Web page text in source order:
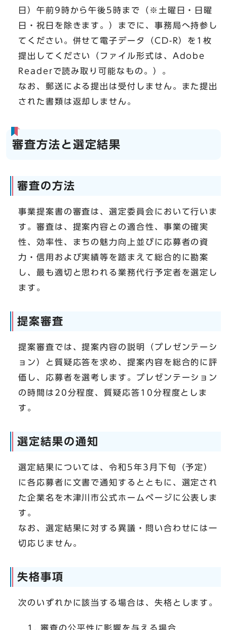
日）午前9時から午後5時まで（※土曜日・日曜
日・祝日を除きます。）までに、事務局へ持参し
てください。併せて電子データ（CD-R）を1枚
提出してください（ファイル形式は、Adobe
Readerで読み取り可能なもの。）。
なお、郵送による提出は受付しません。また提出
された書類は返却しません。
審査方法と選定結果
審査の方法
事業提案書の審査は、選定委員会において行いま
す。審査は、提案内容との適合性、事業の確実
性、効率性、まちの魅力向上並びに応募者の資
力・信用および実績等を踏まえて総合的に勘案
し、最も適切と思われる業務代行予定者を選定し
ます。
提案審査
提案審査では、提案内容の説明（プレゼンテーシ
ョン）と質疑応答を求め、提案内容を総合的に評
価し、応募者を選考します。プレゼンテーション
の時間は20分程度、質疑応答10分程度としま
す。
選定結果の通知
選定結果については、令和5年3月下旬（予定）
に各応募者に文書で通知するとともに、選定され
た企業名を木津川市公式ホームページに公表しま
す。
なお、選定結果に対する異議・問い合わせには一
切応じません。
失格事項
次のいずれかに該当する場合は、失格とします。
審査の公平性に影響を与える場合